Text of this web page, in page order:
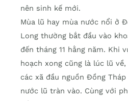
nên sinh kế mới.
Mùa lũ hay mùa nước nổi ở
Long thường bắt đầu vào
đến tháng 11 hằng năm. Khi
hoạch xong cũng là lúc lũ
các xã đầu nguồn Đồng
nước lũ tràn vào. Cùng với